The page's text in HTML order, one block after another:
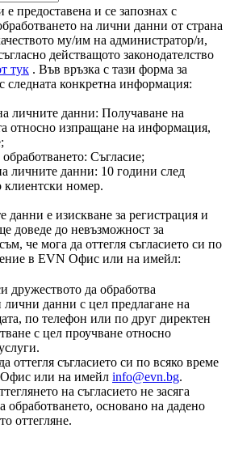
предоставена и се запознах с
на лични данни от страна
му/им на администратор/и,
действащото законодателство
тук . Във връзка с тази форма за
следната конкретна информация:
личните данни: Получаване на
относно изпращане на информация,
Съгласие;
личните данни: 10 години след
клиентски номер.
данни е изискване за регистрация и
доведе до невъзможност за
че мога да оттегля съгласието си по
в EVN Офис или на имейл:
дружеството да обработва
лични данни с цел предлагане на
по телефон или по друг директен
с цел проучване относно
оттегля съгласието си по всяко време
Офис или на имейл info@evn.bg.
на съгласието не засяга
обработването, основано на дадено
оттегляне.